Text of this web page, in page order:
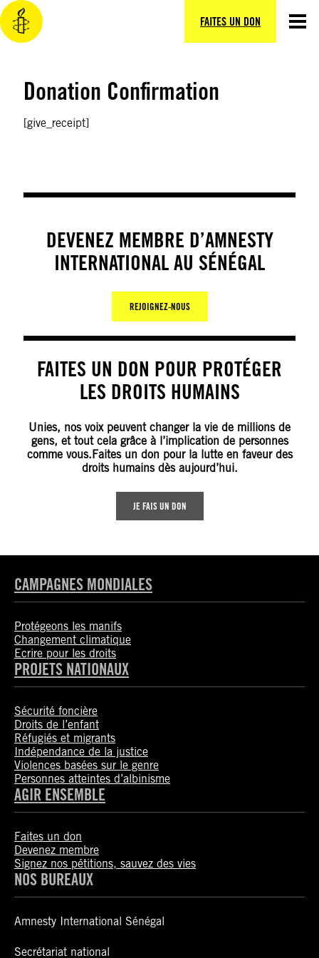
FAITES UN DON
Aller
au
contenu
Donation Confirmation
[give_receipt]
DEVENEZ MEMBRE D’AMNESTY
INTERNATIONAL AU SÉNÉGAL
REJOIGNEZ-NOUS
FAITES UN DON POUR PROTÉGER
LES DROITS HUMAINS
Unies, nos voix peuvent changer la vie de millions de
gens, et tout cela grâce à l’implication de personnes
comme vous.Faites un don pour la lutte en faveur des
droits humains dès aujourd’hui.
JE FAIS UN DON
CAMPAGNES MONDIALES
Protégeons les manifs
Changement climatique
Ecrire pour les droits
PROJETS NATIONAUX
Sécurité foncière
Droits de l’enfant
Réfugiés et migrants
Indépendance de la justice
Violences basées sur le genre
Personnes atteintes d’albinisme
AGIR ENSEMBLE
Faites un don
Devenez membre
Signez nos pétitions, sauvez des vies
NOS BUREAUX
Amnesty International Sénégal
Secrétariat national